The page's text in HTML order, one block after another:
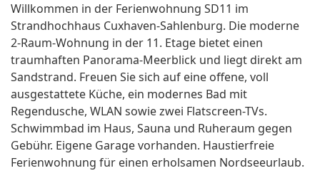
Willkommen in der Ferienwohnung SD11 im
Strandhochhaus Cuxhaven-Sahlenburg. Die moderne
2-Raum-Wohnung in der 11. Etage bietet einen
traumhaften Panorama-Meerblick und liegt direkt am
Sandstrand. Freuen Sie sich auf eine offene, voll
ausgestattete Küche, ein modernes Bad mit
Regendusche, WLAN sowie zwei Flatscreen-TVs.
Schwimmbad im Haus, Sauna und Ruheraum gegen
Gebühr. Eigene Garage vorhanden. Haustierfreie
Ferienwohnung für einen erholsamen Nordseeurlaub.